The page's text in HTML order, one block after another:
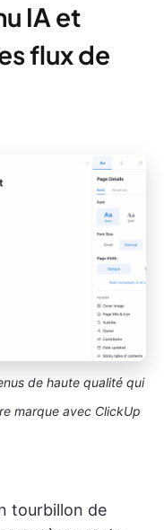
IA et
flux de
de haute qualité qui
marque avec ClickUp
tourbillon de